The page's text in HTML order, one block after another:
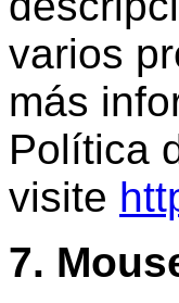
varios
más
Política
visite
7.